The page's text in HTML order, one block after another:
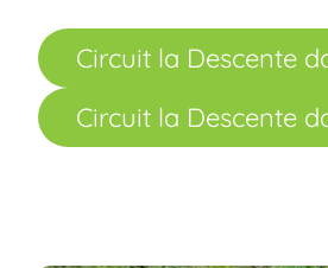
Circuit la Descente
Circuit la Descente